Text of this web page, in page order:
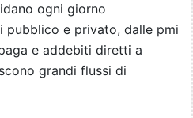
ogni giorno
pubblico e privato, dalle pmi
e addebiti diretti a
grandi flussi di